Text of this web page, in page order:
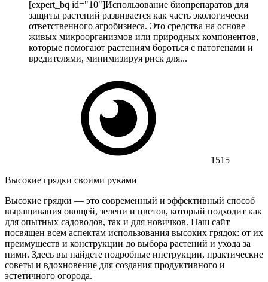
[expert_bq id="10"]Использование биопрепаратов для
защиты растений развивается как часть экологически
ответственного агробизнеса. Это средства на основе
живых микроорганизмов или природных компонентов,
которые помогают растениям бороться с патогенами и
вредителями, минимизируя риск для...
1515
Высокие грядки своими руками
Высокие грядки — это современный и эффективный способ
выращивания овощей, зелени и цветов, который подходит как
для опытных садоводов, так и для новичков. Наш сайт
посвящен всем аспектам использования высоких грядок: от их
преимуществ и конструкции до выбора растений и ухода за
ними. Здесь вы найдете подробные инструкции, практические
советы и вдохновение для создания продуктивного и
эстетичного огорода.